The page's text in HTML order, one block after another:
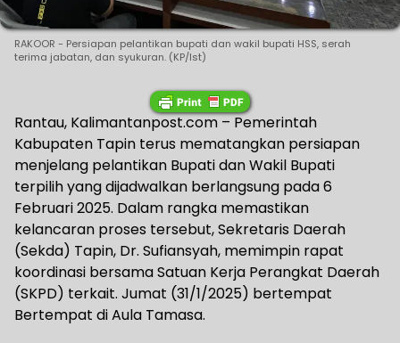
RAKOOR - Persiapan pelantikan bupati dan wakil bupati HSS, serah
terima jabatan, dan syukuran. (KP/Ist)
Rantau, Kalimantanpost.com – Pemerintah
Kabupaten Tapin terus mematangkan persiapan
menjelang pelantikan Bupati dan Wakil Bupati
terpilih yang dijadwalkan berlangsung pada 6
Februari 2025. Dalam rangka memastikan
kelancaran proses tersebut, Sekretaris Daerah
(Sekda) Tapin, Dr. Sufiansyah, memimpin rapat
koordinasi bersama Satuan Kerja Perangkat Daerah
(SKPD) terkait. Jumat (31/1/2025) bertempat
Bertempat di Aula Tamasa.